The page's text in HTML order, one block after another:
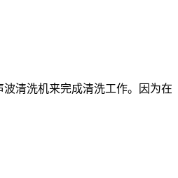
清洗机来完成清洗工作。因为在